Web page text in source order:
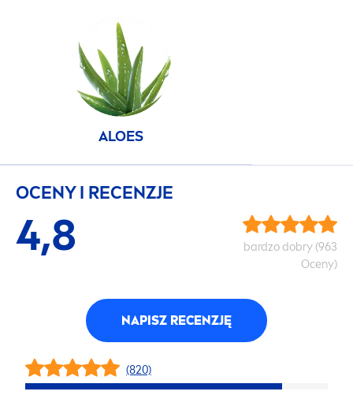
ALOES
OCENY I RECENZJE
4,8
bardzo dobry (963
Oceny)
NAPISZ RECENZJĘ
(820)